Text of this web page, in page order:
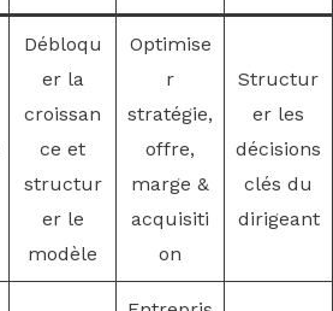
Débloqu
er la
croissan
ce et
structur
er le
modèle
Optimise
r
stratégie,
offre,
marge &
acquisiti
on
Structur
er les
décisions
clés du
dirigeant